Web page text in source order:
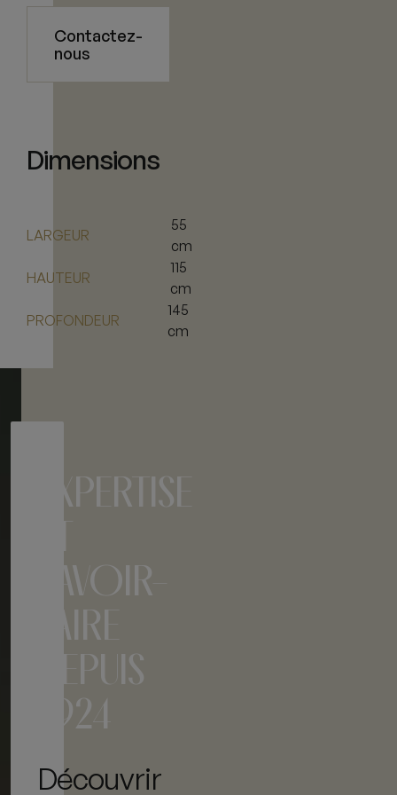
Contactez-
nous
Dimensions
LARGEUR
55
cm
HAUTEUR
115
cm
PROFONDEUR
145
cm
EXPERTISE
ET
SAVOIR-
FAIRE
DEPUIS
1924
Découvrir